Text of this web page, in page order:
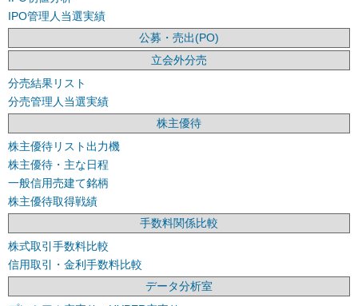
IPO管理人当選実績
公募・売出(PO)
立会外分売
分売結果リスト
分売管理人当選実績
株主優待
株主優待リスト出力機
株主優待・主な日程
一般信用売建て銘柄
株主優待取得戦績
手数料関係比較
株式取引手数料比較
信用取引・金利手数料比較
データ分析室